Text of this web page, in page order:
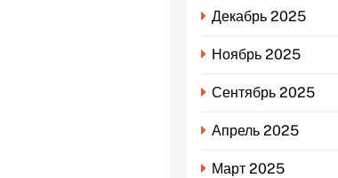
Декабрь 2025
Ноябрь 2025
Сентябрь 2025
Апрель 2025
Март 2025